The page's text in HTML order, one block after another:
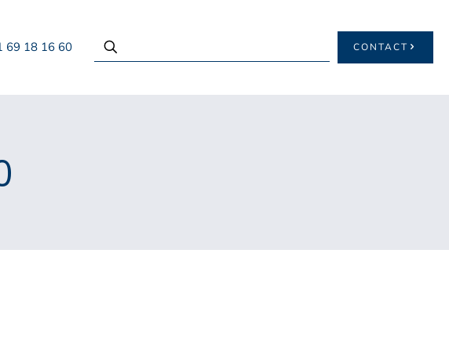
CONTACT
69 18 16 60